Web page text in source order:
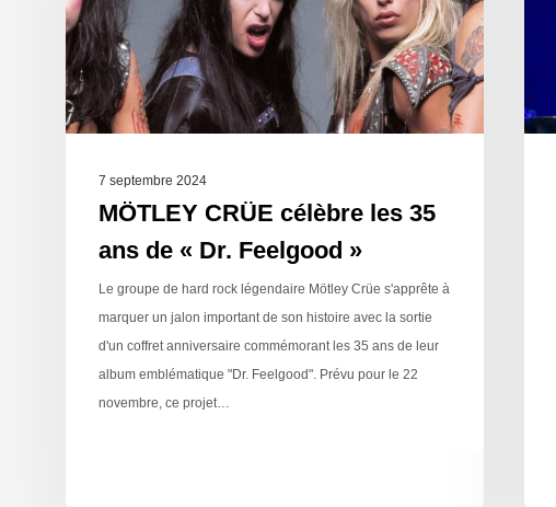
7 septembre 2024
MÖTLEY CRÜE célèbre les 35
ans de « Dr. Feelgood »
Le groupe de hard rock légendaire Mötley Crüe s'apprête à
marquer un jalon important de son histoire avec la sortie
d'un coffret anniversaire commémorant les 35 ans de leur
album emblématique "Dr. Feelgood". Prévu pour le 22
novembre, ce projet…